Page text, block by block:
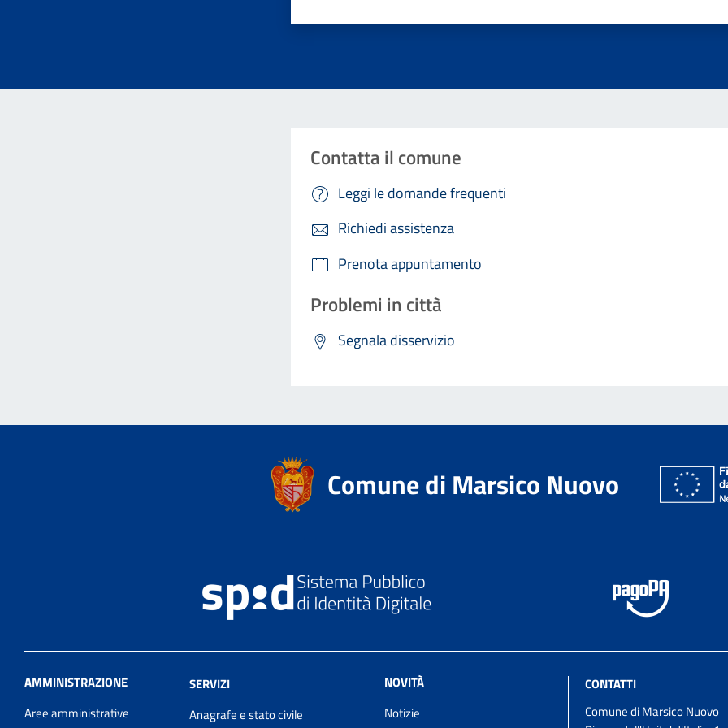
Contatta il comune
Leggi le domande frequenti
Richiedi assistenza
Prenota appuntamento
Problemi in città
Segnala disservizio
Comune di Marsico Nuovo
AMMINISTRAZIONE
Aree amministrative
SERVIZI
Anagrafe e stato civile
NOVITÀ
Notizie
CONTATTI
Comune di Marsico Nuovo